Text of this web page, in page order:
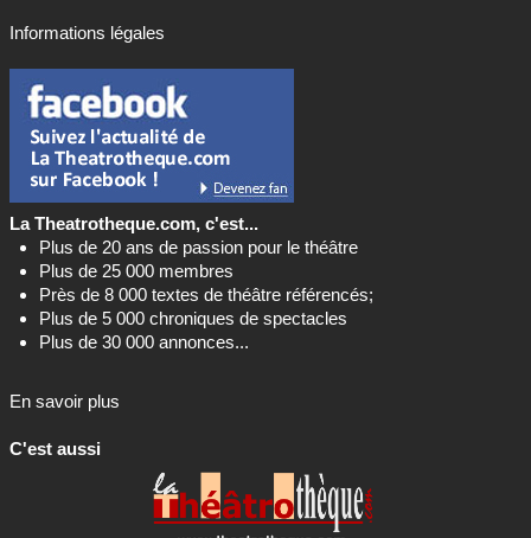
Informations légales
La Theatrotheque.com, c'est...
Plus de 20 ans de passion pour le théâtre
Plus de 25 000 membres
Près de 8 000 textes de théâtre référencés;
Plus de 5 000 chroniques de spectacles
Plus de 30 000 annonces...
En savoir plus
C'est aussi